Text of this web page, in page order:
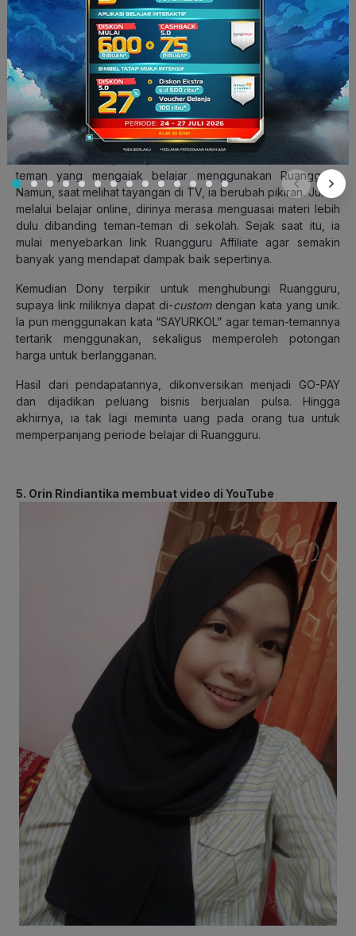
Dony (nomor dua dari kiri atas) (Sumber: dok. pribadi)
Sebelumnya,
sempat menolak ketika ada salah satu
teman yang mengajak belajar menggunakan Ruangguru.
Namun, saat melihat tayangan di TV, ia berubah pikiran. Justru
melalui belajar online, dirinya merasa menguasai materi lebih
dulu dibanding teman-teman di sekolah. Sejak saat itu, ia
mulai menyebarkan link Ruangguru Affiliate agar semakin
banyak yang mendapat dampak baik sepertinya.
Kemudian Dony terpikir untuk menghubungi Ruangguru,
supaya link miliknya dapat di-customdengan kata yang unik.
Ia pun menggunakan kata “SAYURKOL” agar teman-temannya
tertarik menggunakan, sekaligus memperoleh potongan
harga untuk berlangganan.
Hasil dari pendapatannya, dikonversikan menjadi GO-PAY
dan dijadikan peluang bisnis berjualan pulsa. Hingga
akhirnya, ia tak lagi meminta uang pada orang tua untuk
memperpanjang periode belajar di Ruangguru.
5. Orin Rindiantika membuat video di YouTube